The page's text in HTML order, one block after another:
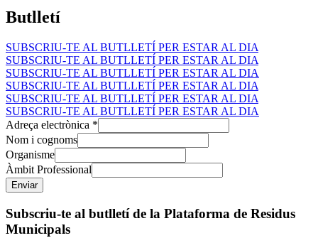
Butlletí
SUBSCRIU-TE AL BUTLLETÍ PER ESTAR AL DIA
SUBSCRIU-TE AL BUTLLETÍ PER ESTAR AL DIA
SUBSCRIU-TE AL BUTLLETÍ PER ESTAR AL DIA
SUBSCRIU-TE AL BUTLLETÍ PER ESTAR AL DIA
SUBSCRIU-TE AL BUTLLETÍ PER ESTAR AL DIA
SUBSCRIU-TE AL BUTLLETÍ PER ESTAR AL DIA
Adreça electrònica *
Nom i cognoms
Organisme
Àmbit Professional
Subscriu-te al butlletí de la Plataforma de Residus
Municipals